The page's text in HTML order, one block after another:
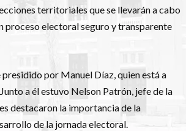
territoriales que se llevarán a cabo
proceso electoral seguro y transparente
presidido por Manuel Díaz, quien está a
a él estuvo Nelson Patrón, jefe de la
destacaron la importancia de la
de la jornada electoral.